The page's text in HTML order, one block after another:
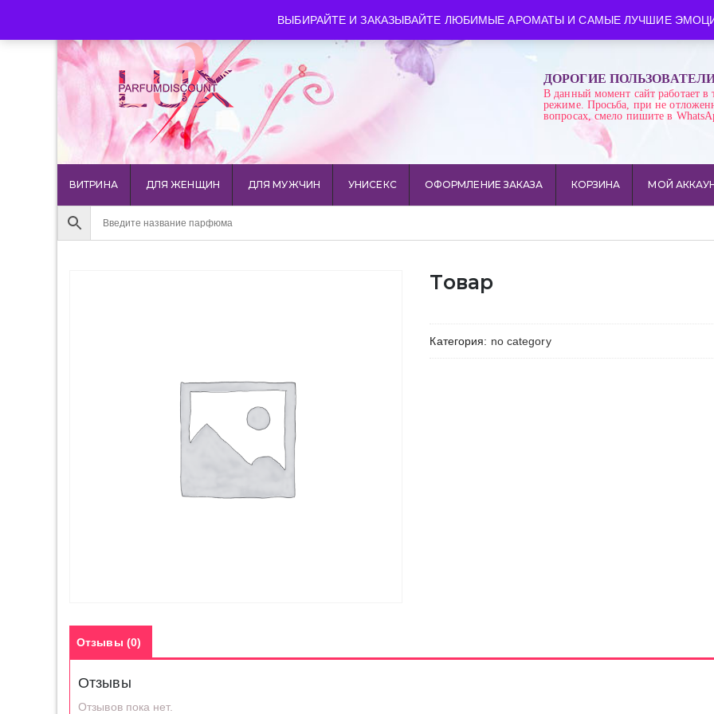
ВЫБИРАЙТЕ И ЗАКАЗЫВАЙТЕ ЛЮБИМЫЕ АРОМАТЫ И САМЫЕ ЛУЧШИЕ
+7 903 544 11 18 г. Москва Время работы: пн-сб 10:00-21:00
ДОРОГИЕ
В данный момент сайт работает в
режиме. Просьба, при не
вопросах, смело пишите в
ВИТРИНА ДЛЯ ЖЕНЩИН ДЛЯ МУЖЧИН УНИСЕКС ОФОРМЛЕНИЕ ЗАКАЗА КОРЗИНА МОЙ
Товар
Категория: no category
Отзывы (0)
Отзывы
Отзывов пока нет.